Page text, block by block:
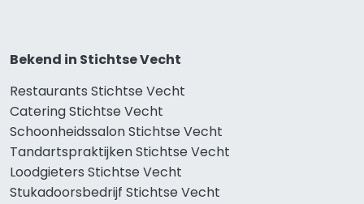
Bekend in Stichtse Vecht
Restaurants Stichtse Vecht
Catering Stichtse Vecht
Schoonheidssalon Stichtse Vecht
Tandartspraktijken Stichtse Vecht
Loodgieters Stichtse Vecht
Stukadoorsbedrijf Stichtse Vecht